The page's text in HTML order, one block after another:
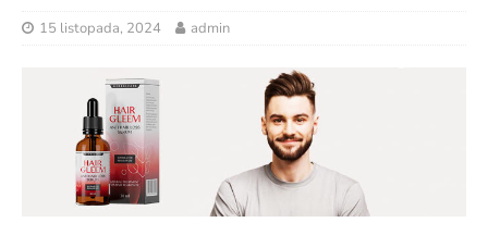
15 listopada, 2024 admin